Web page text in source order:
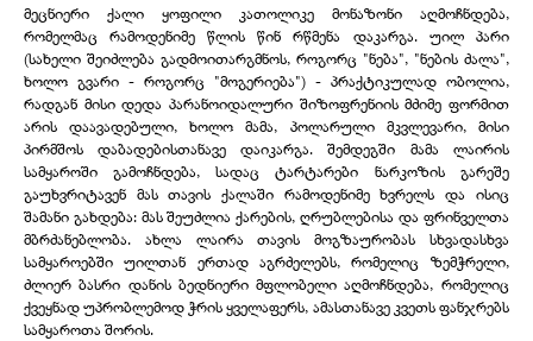
მეცნიერი ქალი ყოფილი კათოლიკე მონაზონი აღმოჩნდება,
რომელმაც რამოდენიმე წლის წინ რწმენა დაკარგა. უილ პარი
(სახელი შეიძლება გადმოითარგმნოს, როგორც "ნება", "ნების ძალა",
ხოლო გვარი - როგორც "მოგერიება") - პრაქტიკულად ობოლია,
რადგან მისი დედა პარანოიდალური შიზოფრენიის მძიმე ფორმით
არის დაავადებული, ხოლო მამა, პოლარული მკვლევარი, მისი
პირმშოს დაბადებისთანავე დაიკარგა. შემდეგში მამა ლაირის
სამყაროში გამოჩნდება, სადაც ტარტარები ნარკოზის გარეშე
გაუხვრიტავენ მას თავის ქალაში რამოდენიმე ხვრელს და ისიც
შამანი გახდება: მას შეუძლია ქარების, ღრუბლებისა და ფრინველთა
მბრძანებლობა. ახლა ლაირა თავის მოგზაურობას სხვადასხვა
სამყაროებში უილთან ერთად აგრძელებს, რომელიც ზემჭრელი,
ძლიერ ბასრი დანის ბედნიერი მფლობელი აღმოჩნდება, რომელიც
ქვეყნად უპრობლემოდ ჭრის ყველაფერს, ამასთანავე კვეთს ფანჯრებს
სამყაროთა შორის.